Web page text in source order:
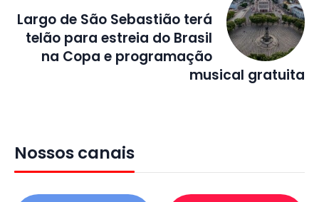
Largo de São Sebastião terá
telão para estreia do Brasil
na Copa e programação
musical gratuita
Nossos canais